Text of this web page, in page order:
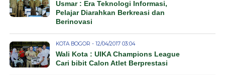
Usmar : Era Teknologi Informasi,
Pelajar Diarahkan Berkreasi dan
Berinovasi
KOTA BOGOR - 12/04/2017 03:04
Wali Kota : UIKA Champions League
Cari bibit Calon Atlet Berprestasi